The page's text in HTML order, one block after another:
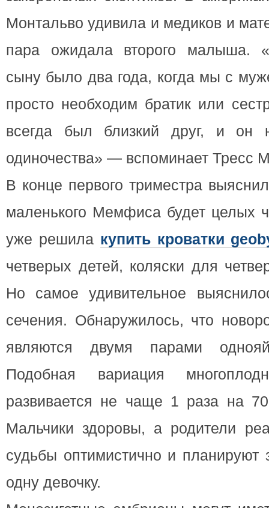
Монтальво удивила и медиков и
пара ожидала второго малыша.
сыну было два года, когда мы с
просто необходим братик или
всегда был близкий друг, и он
одиночества» — вспоминает Тресс
В конце первого триместра
маленького Мемфиса будет целых
уже решила купить кроватки
четверых детей, коляски для
Но самое удивительное
сечения. Обнаружилось, что
являются двумя парами
Подобная вариация
развивается не чаще 1 раза на
Мальчики здоровы, а родители
судьбы оптимистично и планируют
одну девочку.